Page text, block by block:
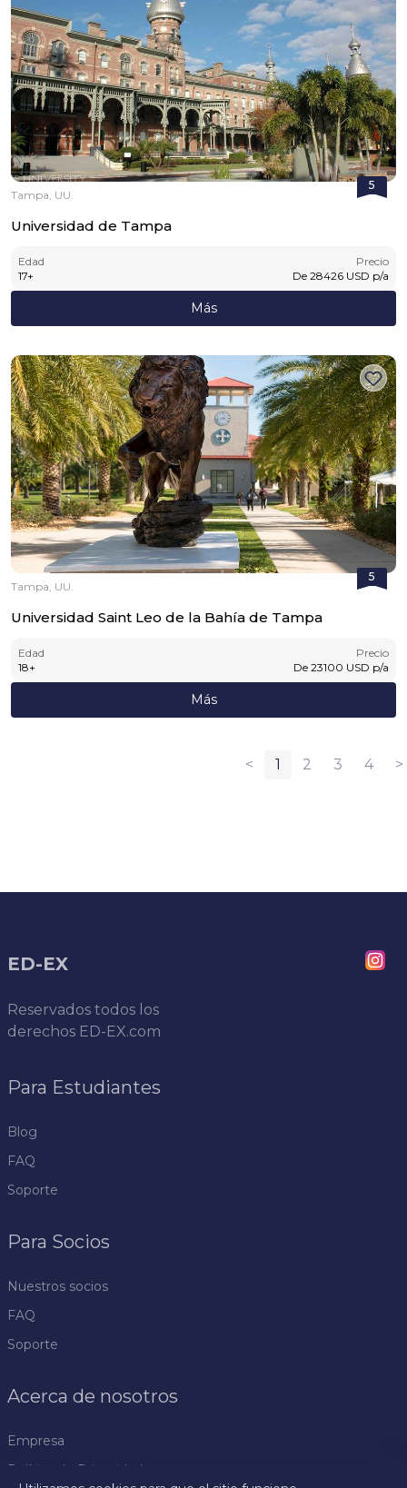
5
Tampa, UU.
Universidad de Tampa
Edad
17+
Precio
De 28426 USD p/a
Más
5
Tampa, UU.
Universidad Saint Leo de la Bahía de Tampa
Edad
18+
Precio
De 23100 USD p/a
Más
< 1 2 3 4 >
ED-EX
Reservados todos los
derechos ED-EX.com
Para Estudiantes
Blog
FAQ
Soporte
Para Socios
Nuestros socios
FAQ
Soporte
Acerca de nosotros
Empresa
Política de Privacidad